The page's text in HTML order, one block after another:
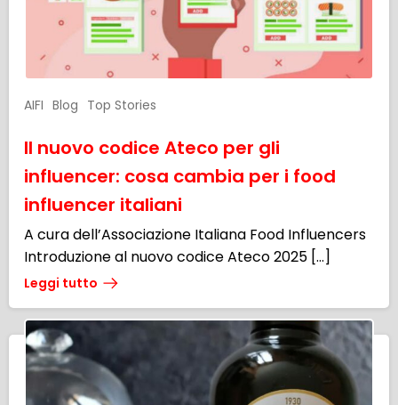
AIFI Blog Top Stories
Il nuovo codice Ateco per gli
influencer: cosa cambia per i food
influencer italiani
A cura dell’Associazione Italiana Food Influencers
Introduzione al nuovo codice Ateco 2025 […]
Leggi tutto